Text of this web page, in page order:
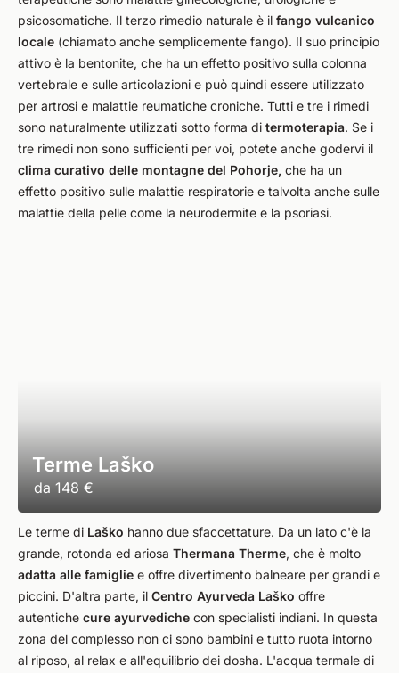
psicosomatiche. Il terzo rimedio naturale è il fango vulcanico
locale (chiamato anche semplicemente fango). Il suo principio
attivo è la bentonite, che ha un effetto positivo sulla colonna
vertebrale e sulle articolazioni e può quindi essere utilizzato
per artrosi e malattie reumatiche croniche. Tutti e tre i rimedi
sono naturalmente utilizzati sotto forma di termoterapia. Se i
tre rimedi non sono sufficienti per voi, potete anche godervi il
clima curativo delle montagne del Pohorje, che ha un
effetto positivo sulle malattie respiratorie e talvolta anche sulle
malattie della pelle come la neurodermite e la psoriasi.
Terme Laško
da 148 €
Le terme di Laško hanno due sfaccettature. Da un lato c'è la
grande, rotonda ed ariosa Thermana Therme, che è molto
adatta alle famiglie e offre divertimento balneare per grandi e
piccini. D'altra parte, il Centro Ayurveda Laško offre
autentiche cure ayurvediche con specialisti indiani. In questa
zona del complesso non ci sono bambini e tutto ruota intorno
al riposo, al relax e all'equilibrio dei dosha. L'acqua termale di